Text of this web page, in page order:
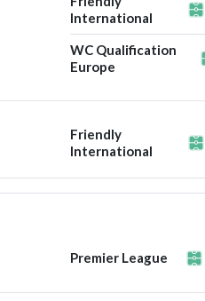
International
WC Qualification
Europe
Friendly
International
Premier League